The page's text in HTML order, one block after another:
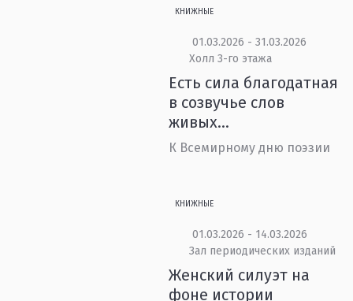
КНИЖНЫЕ
01.03.2026 - 31.03.2026
Холл 3-го этажа
Есть сила благодатная
в созвучье слов
живых...
К Всемирному дню поэзии
КНИЖНЫЕ
01.03.2026 - 14.03.2026
Зал периодических изданий
Женский силуэт на
фоне истории